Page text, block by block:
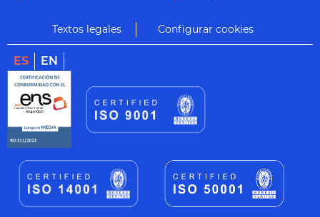
Textos legales Configurar cookies
ES EN